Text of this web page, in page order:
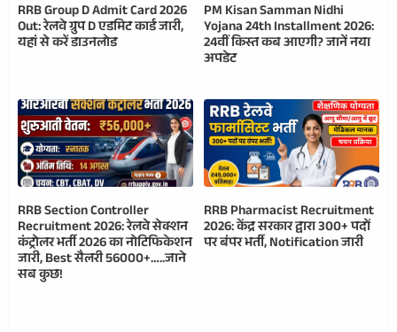
RRB Group D Admit Card 2026
Out: रेलवे ग्रुप D एडमिट कार्ड जारी,
यहां से करें डाउनलोड
PM Kisan Samman Nidhi
Yojana 24th Installment 2026:
24वीं किस्त कब आएगी? जानें नया
अपडेट
RRB Section Controller
Recruitment 2026: रेलवे सेक्शन
कंट्रोलर भर्ती 2026 का नोटिफिकेशन
जारी, Best सैलरी 56000+…..जाने
सब कुछ!
RRB Pharmacist Recruitment
2026: केंद्र सरकार द्वारा 300+ पदों
पर बंपर भर्ती, Notification जारी